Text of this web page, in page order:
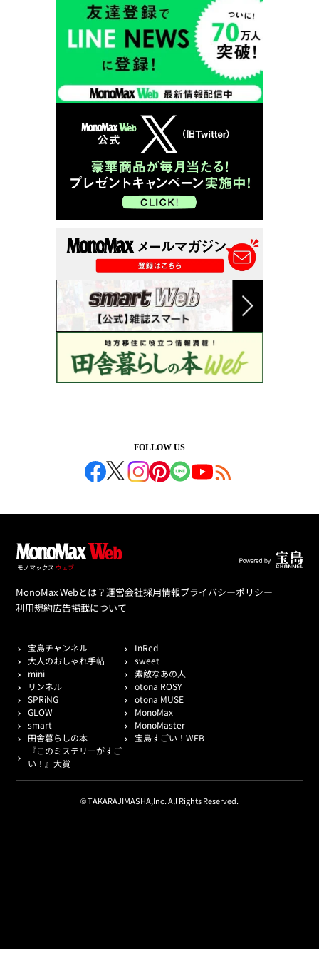
FOLLOW US
MonoMax Webとは？運営会社採用情報プライバシーポリシー
利用規約広告掲載について
宝島チャンネル
InRed
大人のおしゃれ手帖
sweet
mini
素敵なあの人
リンネル
otona ROSY
SPRiNG
otona MUSE
GLOW
MonoMax
smart
MonoMaster
田舎暮らしの本
宝島すごい！WEB
『このミステリーがすご
い！』大賞
© TAKARAJIMASHA,Inc. All Rights Reserved.